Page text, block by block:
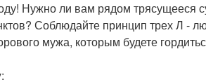
Нужно ли вам рядом трясущееся
Соблюдайте принцип трех Л -
мужа, которым будете